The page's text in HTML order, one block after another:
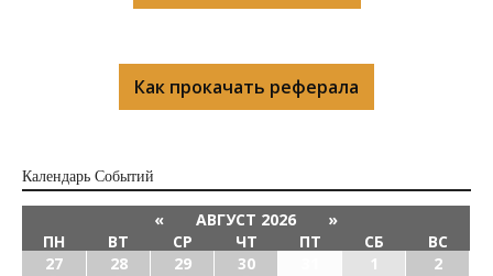
Как прокачать реферала
Календарь Cобытий
« АВГУСТ 2026
»
ПН
ВТ СР ЧТ ПТ СБ
ВС
27
28 29 30 1
2